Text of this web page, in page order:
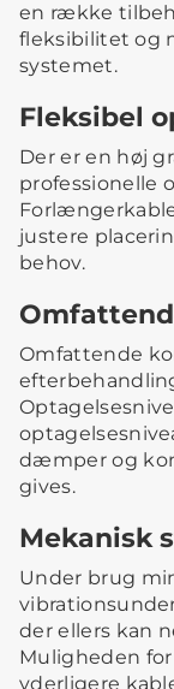
en række
fleksibilitet og
systemet.
Fleksibel
Der er en høj
professionelle
justere
behov.
Omfattende
dæmper og
gives.
Mekanisk
Under brug
der ellers kan
Muligheden
yderligere